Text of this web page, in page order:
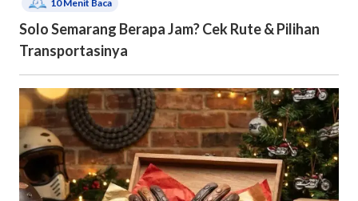
10Menit Baca
Solo Semarang Berapa Jam? Cek Rute & Pilihan
Transportasinya